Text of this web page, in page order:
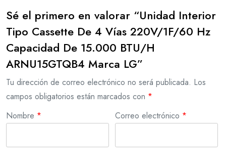
Sé el primero en valorar “Unidad Interior
Tipo Cassette De 4 Vías 220V/1F/60 Hz
Capacidad De 15.000 BTU/H
ARNU15GTQB4 Marca LG”
Tu dirección de correo electrónico no será publicada. Los
campos obligatorios están marcados con *
Nombre * Correo electrónico *